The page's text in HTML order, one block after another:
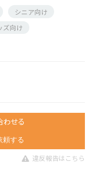
シニア向け
ズ向け
わせる
頼する
違反報告はこちら